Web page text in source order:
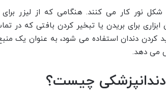
شکل نور کار می کنند. هنگامی که از لیزر برای
ابزاری برای بریدن یا تبخیر کردن بافتی که در
کردن دندان استفاده می شود، به عنوان یک
می دهد.
دندانپزشکی چیست؟